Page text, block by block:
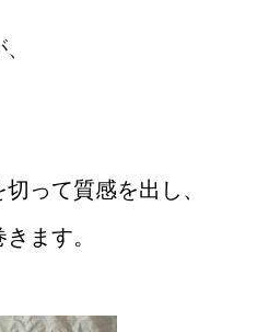
って質感を出し、
ます。